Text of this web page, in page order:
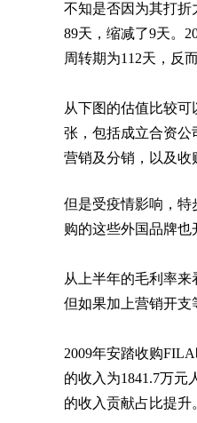
不知是否因为其打折
89天，缩减了9天。
周转期为112天，反
从下图的估值比较可
张，包括成立合资公
营销及分销，以及收
但是受疫情影响，特
购的这些外国品牌也
从上半年的毛利率来
但如果加上营销开支
2009年安踏收购
的收入为1841.7万
的收入贡献占比提升